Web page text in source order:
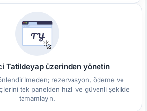
Tatildeyap üzerinden yönetin
rezervasyon, ödeme ve
tek panelden hızlı ve güvenli şekilde
tamamlayın.